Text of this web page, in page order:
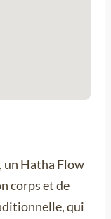
un Hatha Flow
corps et de
qui